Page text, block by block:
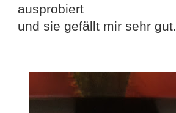
ausprobiert
und sie gefällt mir sehr gut.